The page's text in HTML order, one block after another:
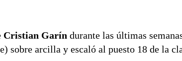
Cristian Garín durante las últimas
sobre arcilla y escaló al puesto 18 de la